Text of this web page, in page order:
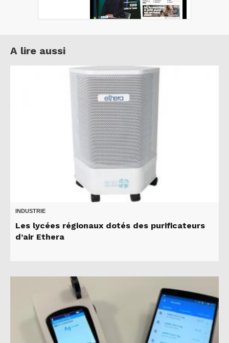
A lire aussi
INDUSTRIE
Les lycées régionaux dotés des purificateurs
d’air Ethera